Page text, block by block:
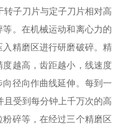
转子刀片与定子刀片相对高
。在机械运动和离心力的
精磨区进行研磨破碎。精
越高，齿距越小，线速度
径向作曲线延伸。每到一
且受到每分钟上千万次的高
碎等，在经过三个精磨区